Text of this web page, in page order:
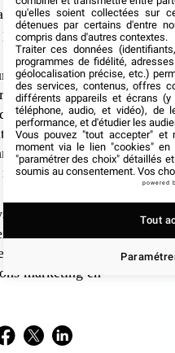
validation de budgets
initiatives.
événement
votre
maintenant pour
événementielle
de plaisir votre
pour recevoir
des tendances
créatives qui
marketing en
Facebook
TwitterLinkedIn
qu'elles soient collectées sur
détenues par certains d'entre
compris dans d'autres contextes.
Traiter ces données
programmes de fidélité,
géolocalisation précise, etc.)
des services, contenus, offres
différents appareils et écrans (y
téléphone, audio, et vidéo), de
performance, et d'étudier les
Vous pouvez "tout accepter" et
moment via le lien "cookies" en
"paramétrer des choix" détaillés
soumis au consentement. Vos
powered
Tout